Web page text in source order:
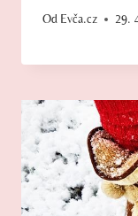
Od Evča.cz 29.